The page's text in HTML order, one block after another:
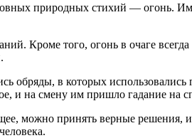
природных стихий — огонь.
Кроме того, огонь в очаге
обряды, в которых
и на смену им пришло гадание на
можно принять верные